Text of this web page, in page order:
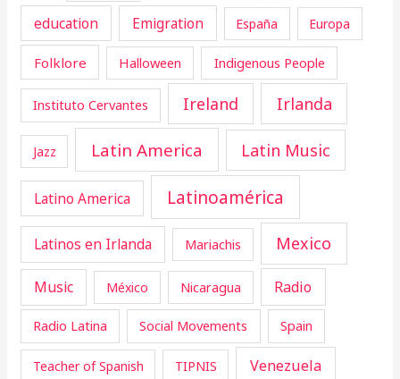
education Emigration España Europa
Folklore Halloween Indigenous People
Instituto Cervantes Ireland Irlanda
Jazz Latin America Latin Music
Latino America Latinoamérica
Latinos en Irlanda Mariachis Mexico
Music México Nicaragua Radio
Radio Latina Social Movements Spain
Teacher of Spanish TIPNIS Venezuela